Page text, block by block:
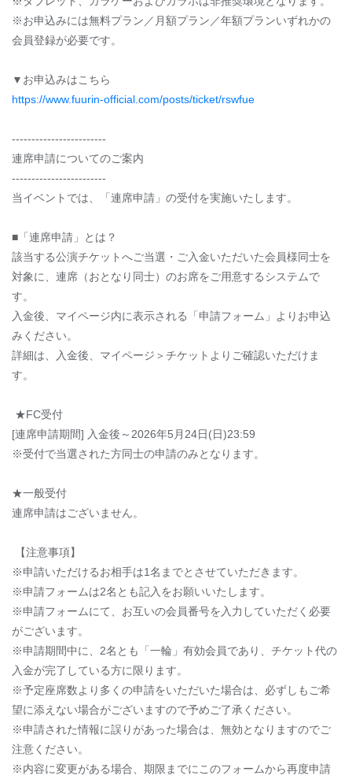
※お申込みには無料プラン／月額プラン／年額プランいずれかの
会員登録が必要です。
▼お申込みはこちら
https://www.fuurin-official.com/posts/ticket/rswfue
------------------------
連席申請についてのご案内
------------------------
当イベントでは、「連席申請」の受付を実施いたします。
■「連席申請」とは？
該当する公演チケットへご当選・ご入金いただいた会員様同士を
対象に、連席（おとなり同士）のお席をご用意するシステムで
す。
入金後、マイページ内に表示される「申請フォーム」よりお申込
みください。
詳細は、入金後、マイページ＞チケットよりご確認いただけま
す。
★FC受付
[連席申請期間] 入金後～2026年5月24日(日)23:59
※受付で当選された方同士の申請のみとなります。
★一般受付
連席申請はございません。
【注意事項】
※申請いただけるお相手は1名までとさせていただきます。
※申請フォームは2名とも記入をお願いいたします。
※申請フォームにて、お互いの会員番号を入力していただく必要
がございます。
※申請期間中に、2名とも「一輪」有効会員であり、チケット代の
入金が完了している方に限ります。
※予定座席数より多くの申請をいただいた場合は、必ずしもご希
望に添えない場合がございますので予めご了承ください。
※申請された情報に誤りがあった場合は、無効となりますのでご
注意ください。
※内容に変更がある場合、期限までにこのフォームから再度申請